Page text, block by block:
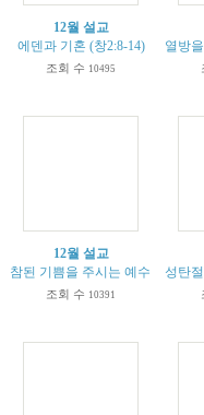
12월 설교
에덴과 기혼 (창2:8-14)
조회 수 10495
열방
12월 설교
참된 기쁨을 주시는 예수님 (욥기
조회 수 10391
성탄